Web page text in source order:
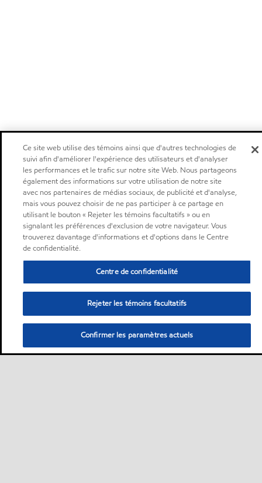
Ce site web utilise des témoins ainsi que d'autres technologies de
suivi afin d'améliorer l'expérience des utilisateurs et d'analyser
les performances et le trafic sur notre site Web. Nous partageons
également des informations sur votre utilisation de notre site
avec nos partenaires de médias sociaux, de publicité et d'analyse,
mais vous pouvez choisir de ne pas participer à ce partage en
utilisant le bouton « Rejeter les témoins facultatifs » ou en
signalant les préférences d'exclusion de votre navigateur. Vous
trouverez davantage d'informations et d'options dans le Centre
de confidentialité.
Centre de confidentialité
Rejeter les témoins facultatifs
Confirmer les paramètres actuels